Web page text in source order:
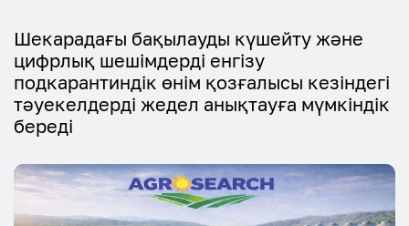
Шекарадағы бақылауды күшейту және
цифрлық шешімдерді енгізу
подкарантиндік өнім қозғалысы кезіндегі
тәуекелдерді жедел анықтауға мүмкіндік
береді